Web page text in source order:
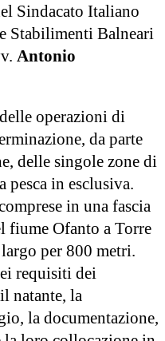
Sindacato Italiano
Stabilimenti Balneari
Antonio
operazioni di
da parte
delle singole zone di
pesca in esclusiva.
in una fascia
fiume Ofanto a Torre
per 800 metri.
requisiti dei
natante, la
la documentazione,